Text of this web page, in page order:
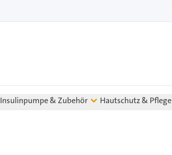
Insulinpumpe & Zubehör Hautschutz & Pflege